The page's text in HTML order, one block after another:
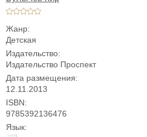
Жанр:
Детская
Издательство:
Издательство Проспект
Дата размещения:
12.11.2013
ISBN:
9785392136476
Язык: